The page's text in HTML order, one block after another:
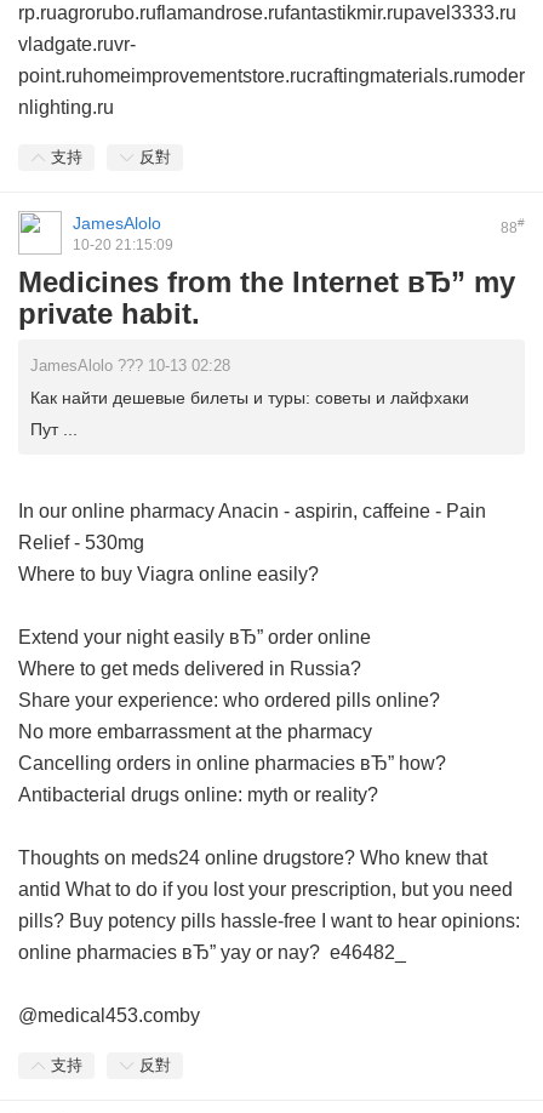
rp.ruagrorubo.ruflamandrose.rufantastikmir.rupavel3333.ru
vladgate.ruvr-
point.ruhomeimprovementstore.rucraftingmaterials.rumoder
nlighting.ru
支持 反對
88#
JamesAlolo
10-20 21:15:09
Medicines from the Internet вЂ” my
private habit.
JamesAlolo ??? 10-13 02:28
Как найти дешевые билеты и туры: советы и лайфхаки
Пут ...
In our online pharmacyAnacin - aspirin, caffeine - Pain
Relief - 530mg
Where to buy Viagra online easily?
Extend your night easily вЂ” order online
Where to get meds delivered in Russia?
Share your experience: who ordered pills online?
No more embarrassment at the pharmacy
Cancelling orders in online pharmacies вЂ” how?
Antibacterial drugs online: myth or reality?
Thoughts on meds24 online drugstore? Who knew that
antid What to do if you lost your prescription, but you need
pills? Buy potency pills hassle-free
I want to hear opinions:
online pharmacies вЂ” yay or nay? e46482_
@medical453.comby
支持 反對